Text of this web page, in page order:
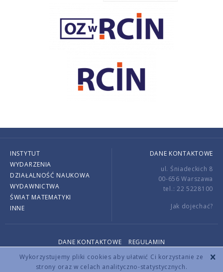
Wykorzystujemy pliki cookies aby ułatwić Ci korzystanie ze
strony oraz w celach analityczno-statystycznych.
INSTYTUT
WYDARZENIA
DZIAŁALNOŚĆ NAUKOWA
WYDAWNICTWA
ŚWIAT MATEMATYKI
INNE
DANE KONTAKTOWE
ul. Śniadeckich 8
00-656 Warszawa
tel.: 22 5228100
Jak dojechać?
DANE KONTAKTOWE
REGULAMIN
Copyright © 2026 by IMPAN. All rights reserved.